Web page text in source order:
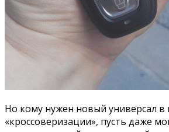
Но кому нужен новый универсал
«кроссоверизации», пусть даже